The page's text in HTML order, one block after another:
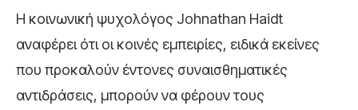
Η κοινωνική ψυχολόγος Johnathan Haidt
αναφέρει ότι οι κοινές εμπειρίες, ειδικά εκείνες
που προκαλούν έντονες συναισθηματικές
αντιδράσεις, μπορούν να φέρουν τους